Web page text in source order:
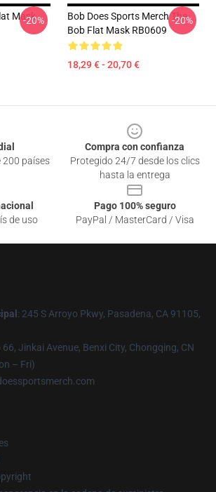
Mask
-20%
Bob Does Sports Merch The
Bob Flat Mask RB0609
18,29 € - 20,70 €
-20%
200 países
Compra con confianza
Protegido 24/7 desde los clics
hasta la entrega
de uso
Pago 100% seguro
PayPal / MasterCard / Visa
: 245 S Arroyo Pkwy, Pasadena, CA 91105,
66, Jinkai Avenue, Benxi City, Chongqing, CN
– Fri)